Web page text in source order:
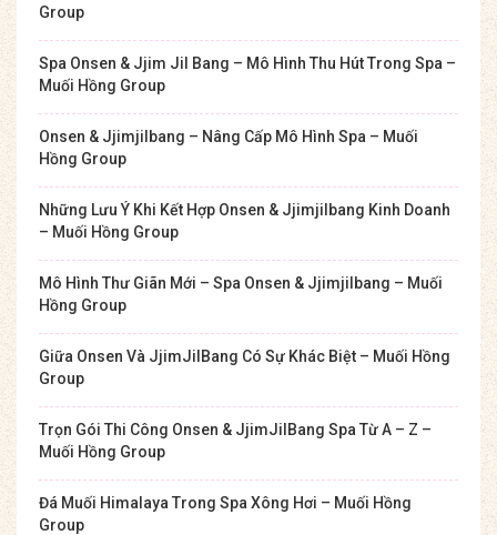
Group
Spa Onsen & Jjim Jil Bang – Mô Hình Thu Hút Trong Spa –
Muối Hồng Group
Onsen & Jjimjilbang – Nâng Cấp Mô Hình Spa – Muối
Hồng Group
Những Lưu Ý Khi Kết Hợp Onsen & Jjimjilbang Kinh Doanh
– Muối Hồng Group
Mô Hình Thư Giãn Mới – Spa Onsen & Jjimjilbang – Muối
Hồng Group
Giữa Onsen Và JjimJilBang Có Sự Khác Biệt – Muối Hồng
Group
Trọn Gói Thi Công Onsen & JjimJilBang Spa Từ A – Z –
Muối Hồng Group
Đá Muối Himalaya Trong Spa Xông Hơi – Muối Hồng
Group